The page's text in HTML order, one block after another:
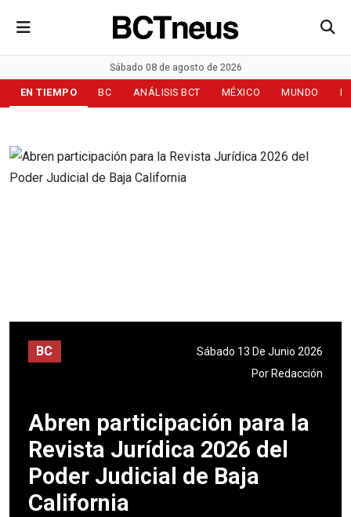
Sábado 08 de agosto de 2026
EN TIEMPO BC ANÁLISIS BCT MÉXICO MUNDO
BC
Sábado 13 De Junio 2026
Por Redacción
Abren participación para la
Revista Jurídica 2026 del
Poder Judicial de Baja
California